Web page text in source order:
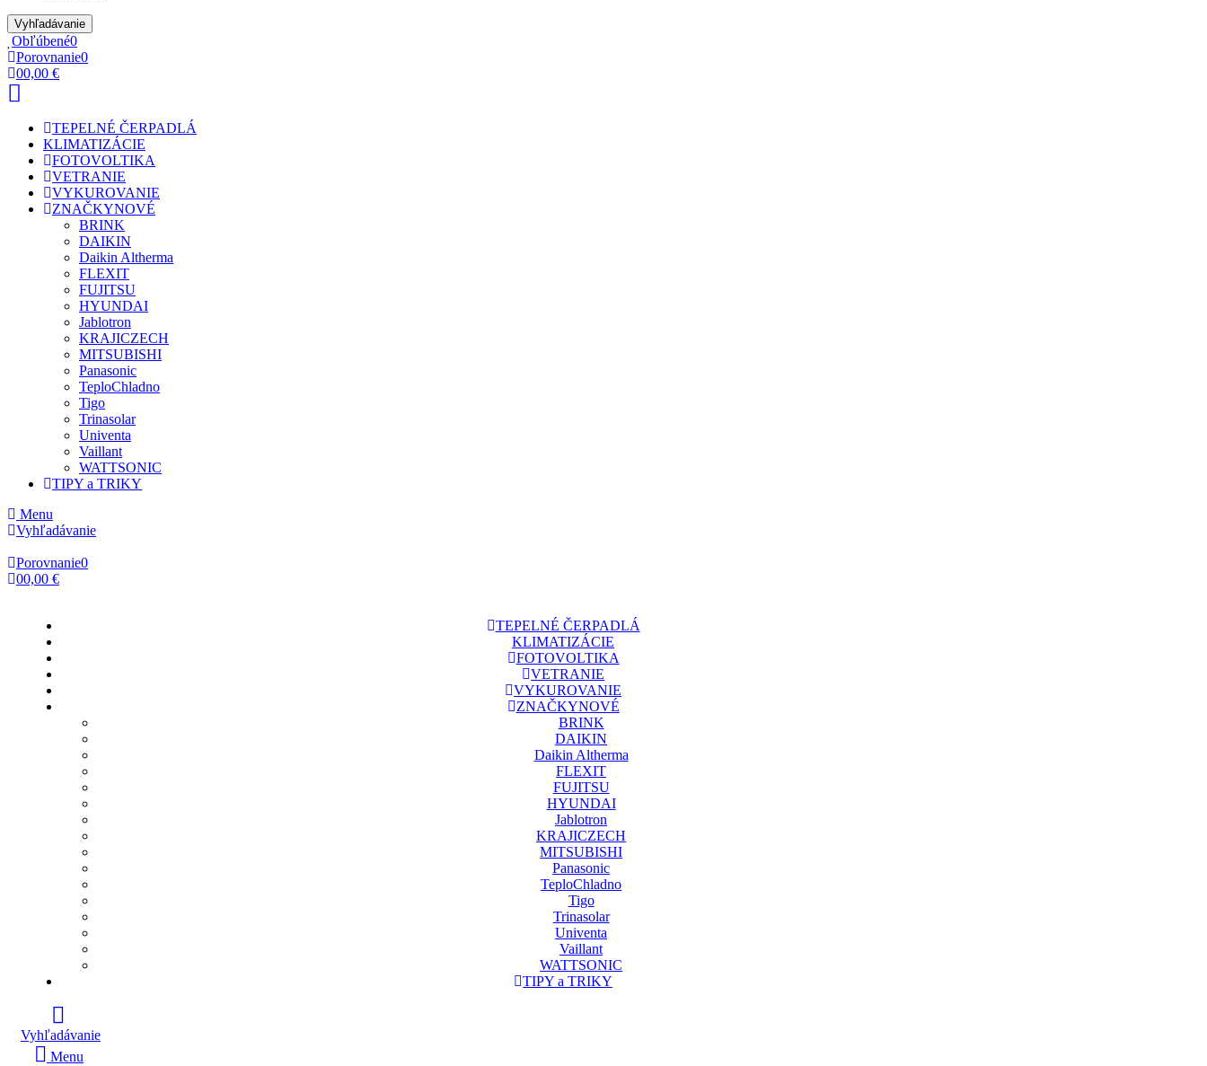
Vyhľadávanie
Obľúbené0
Porovnanie0
00,00 €
TEPELNÉ ČERPADLÁ
KLIMATIZÁCIE
FOTOVOLTIKA
VETRANIE
VYKUROVANIE
ZNAČKYNOVÉ
BRINK
DAIKIN
Daikin Altherma
FLEXIT
FUJITSU
HYUNDAI
Jablotron
KRAJICZECH
MITSUBISHI
Panasonic
TeploChladno
Tigo
Trinasolar
Univenta
Vaillant
WATTSONIC
TIPY a TRIKY
Menu
Vyhľadávanie
Porovnanie0
00,00 €
TEPELNÉ ČERPADLÁ
KLIMATIZÁCIE
FOTOVOLTIKA
VETRANIE
VYKUROVANIE
ZNAČKYNOVÉ
BRINK
DAIKIN
Daikin Altherma
FLEXIT
FUJITSU
HYUNDAI
Jablotron
KRAJICZECH
MITSUBISHI
Panasonic
TeploChladno
Tigo
Trinasolar
Univenta
Vaillant
WATTSONIC
TIPY a TRIKY
Vyhľadávanie
Menu